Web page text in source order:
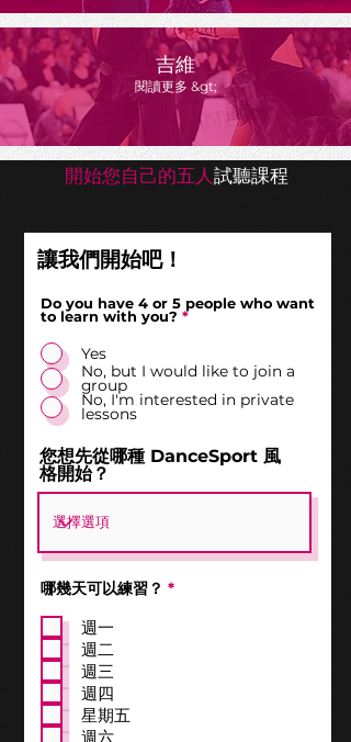
吉維
閱讀更多 &gt;
開始您自己的五人試聽課程
讓我們開始吧！
Do you have 4 or 5 people who want
to learn with you? *
Yes
No, but I would like to join a
group
No, I'm interested in private
lessons
您想先從哪種 DanceSport 風
格開始？
哪幾天可以練習？ *必
週一
週二
週三
週四
星期五
週六